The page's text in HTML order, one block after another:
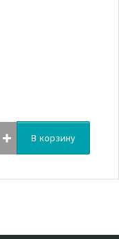
В корзину